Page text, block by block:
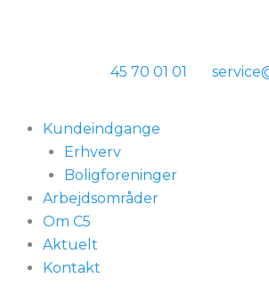
45 70 01 01
Kundeindgange
Erhverv
Boligforeninger
Arbejdsområder
Om C5
Aktuelt
Kontakt